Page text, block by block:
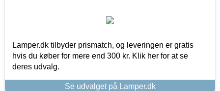
Lamper.dk tilbyder prismatch, og leveringen er gratis
hvis du køber for mere end 300 kr. Klik her for at se
deres udvalg.
Se udvalget på Lamper.dk